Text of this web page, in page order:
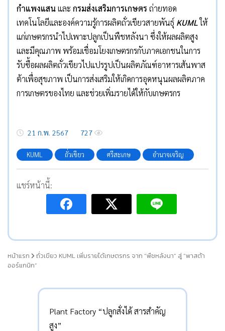
กำแพงแสนและ กรมส่งเสริมการเกษตรถ่ายทอด
เทคโนโลยีและองค์ความรู้การผลิตถั่วเขียวสายพันธุ์ KUMLให้
แก่เกษตรกรนำไปเพาะปลูกเป็นพืชหลังนา ซึ่งให้ผลผลิตสูง
และมีคุณภาพ พร้อมเชื่อมโยงเกษตรกรกับภาคเอกชนในการ
รับซื้อผลผลิตถั่วเขียวไปแปรรูปเป็นผลิตภัณฑ์อาหารเส้นพาส
ต้าเพื่อสุขภาพ เป็นการส่งเสริมให้เกิดการอุดหนุนผลผลิตภาค
การเกษตรของไทย และช่วยเพิ่มรายได้ให้กับเกษตรกร
21 ก.พ. 2567 727
KUML ถั่วเขียว ศรีสะเกษ อำนาจเจริญ
แชร์หน้านี้:
หน้าแรก
ถั่วเขียว KUML เพิ่มรายได้เกษตรกร จาก “พืชหลังนา” สู่ “พาสต้า
ออร์แกนิก”
Plant Factory “ปลูกสั่งได้ สารสำคัญ
สูง”